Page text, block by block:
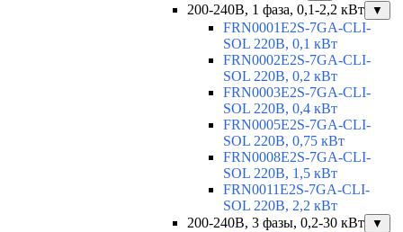
200-240В, 1 фаза, 0,1-2,2 кВт ▼
FRN0001E2S-7GA-CLI-
SOL 220В, 0,1 кВт
FRN0002E2S-7GA-CLI-
SOL 220В, 0,2 кВт
FRN0003E2S-7GA-CLI-
SOL 220В, 0,4 кВт
FRN0005E2S-7GA-CLI-
SOL 220В, 0,75 кВт
FRN0008E2S-7GA-CLI-
SOL 220В, 1,5 кВт
FRN0011E2S-7GA-CLI-
SOL 220В, 2,2 кВт
200-240В, 3 фазы, 0,2-30 кВт
▼